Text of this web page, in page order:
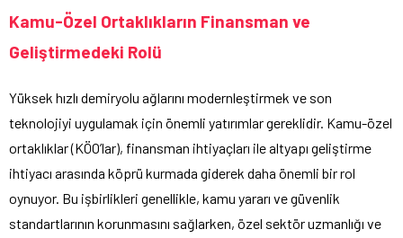
Kamu-Özel Ortaklıkların Finansman ve
Geliştirmedeki Rolü
Yüksek hızlı demiryolu ağlarını modernleştirmek ve son
teknolojiyi uygulamak için önemli yatırımlar gereklidir. Kamu-özel
ortaklıklar (KÖO’lar), finansman ihtiyaçları ile altyapı geliştirme
ihtiyacı arasında köprü kurmada giderek daha önemli bir rol
oynuyor. Bu işbirlikleri genellikle, kamu yararı ve güvenlik
standartlarının korunmasını sağlarken, özel sektör uzmanlığı ve